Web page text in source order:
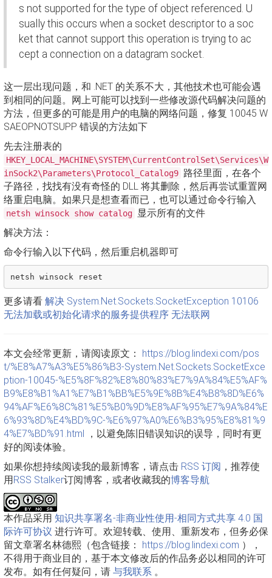
s not supported for the type of object referenced. U
sually this occurs when a socket descriptor to a soc
ket that cannot support this operation is trying to ac
cept a connection on a datagram socket.
这一层出现问题，和 .NET 的关系不大，其他技术也可能会遇
到相同的问题。网上可能可以找到一些修改源代码解决问题的
方法，但更多的可能是用户的电脑的网络问题，修复 10045 W
SAEOPNOTSUPP 错误的方法如下
先去注册表的
HKEY_LOCAL_MACHINE\SYSTEM\CurrentControlSet\Services\W
inSock2\Parameters\Protocol_Catalog9 路径里面，在各个
子路径，找找有没有奇怪的 DLL 将其删除，然后再尝试重置网
络重启电脑。如果只是想查看而已，也可以通过命令行输入
netsh winsock show catalog
显示所有的文件
解决方法：
命令行输入以下代码，然后重启机器即可
更多请看 解决 System.Net.Sockets.SocketException 10106
无法加载或初始化请求的服务提供程序 无法联网
本文会经常更新，请阅读原文： https://blog.lindexi.com/pos
t/%E8%A7%A3%E5%86%B3-System.Net.Sockets.SocketExce
ption-10045-%E5%8F%82%E8%80%83%E7%9A%84%E5%AF%
B9%E8%B1%A1%E7%B1%BB%E5%9E%8B%E4%B8%8D%E6%
94%AF%E6%8C%81%E5%B0%9D%E8%AF%95%E7%9A%84%E
6%93%8D%E4%BD%9C-%E6%97%A0%E6%B3%95%E8%81%9
4%E7%BD%91.html ，以避免陈旧错误知识的误导，同时有更
好的阅读体验。
如果你想持续阅读我的最新博客，请点击 RSS 订阅 ，推荐使
用RSS Stalker订阅博客，或者收藏我的博客导航
本作品采用 知识共享署名-非商业性使用-相同方式共享 4.0 国
际许可协议 进行许可。欢迎转载、使用、重新发布，但务必保
留文章署名林德熙（包含链接： https://blog.lindexi.com ），
不得用于商业目的，基于本文修改后的作品务必以相同的许可
发布。如有任何疑问，请 与我联系 。